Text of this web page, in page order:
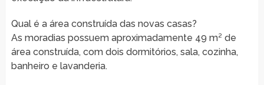
Qual é a área construída das novas casas?
As moradias possuem aproximadamente 49 m² de
área construída, com dois dormitórios, sala, cozinha,
banheiro e lavanderia.